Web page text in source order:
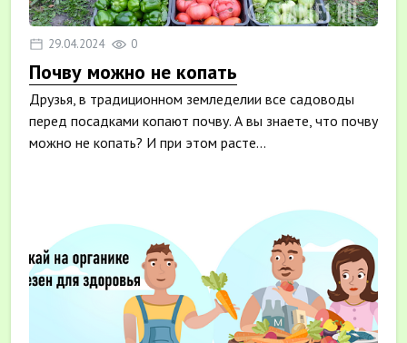
29.04.2024 0
Почву можно не копать
Друзья, в традиционном земледелии все садоводы
перед посадками копают почву. А вы знаете, что почву
можно не копать? И при этом расте...